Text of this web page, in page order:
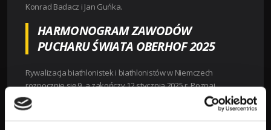
Konrad Badacz i Jan Guńka.
HARMONOGRAM ZAWODÓW
PUCHARU ŚWIATA OBERHOF 2025
Rywalizacja biathlonistek i biathlonistów w Niemczech
rozpocznie się 9, a zakończy 12 stycznia 2025 r. Poznaj
dokładny kalendarz rozgrywek i śledź zmagania sportowców
na żywo! Transmisje wyścigów zobaczysz w TVP Sport.